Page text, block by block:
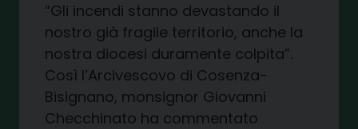
“Gli incendi stanno devastando il
nostro già fragile territorio, anche la
nostra diocesi duramente colpita”.
Così l’Arcivescovo di Cosenza-
Bisignano, monsignor Giovanni
Checchinato ha commentato